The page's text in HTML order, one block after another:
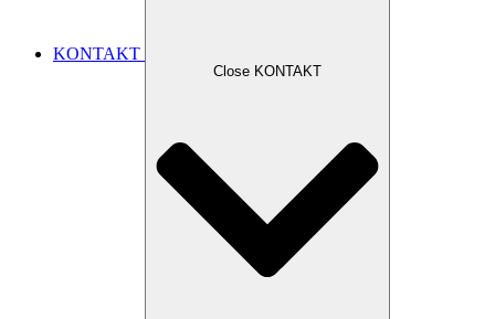
KONTAKT
Close KONTAKT